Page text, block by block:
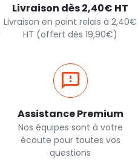
Livraison dès 2,40€ HT
Livraison en point relais à 2,40€
HT (offert dès 19,90€)
Assistance Premium
Nos équipes sont à votre
écoute pour toutes vos
questions